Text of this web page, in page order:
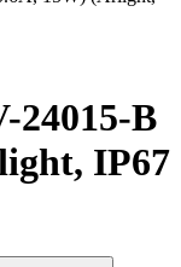
24015-B
IP67